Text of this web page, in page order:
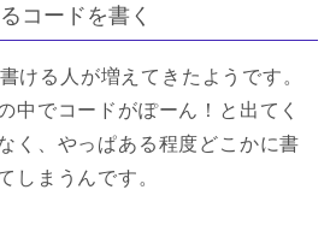
コードを書く
ける人が増えてきたようです。
中でコードがぽーん！と出てく
く、やっぱある程度どこかに書
しまうんです。